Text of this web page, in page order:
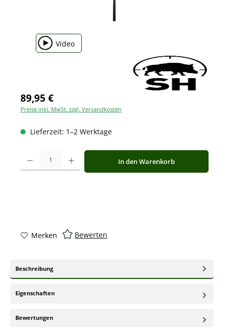
Video
89,95 €
Preise inkl. MwSt. zzgl. Versandkosten
Lieferzeit: 1–2 Werktage
Produkt Anzahl: Gib den gewünschten Wert ein oder benutze die
In den Warenkorb
Merken Bewerten
Beschreibung
Eigenschaften
Bewertungen